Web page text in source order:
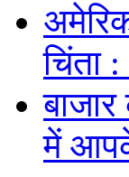
चिंता
में